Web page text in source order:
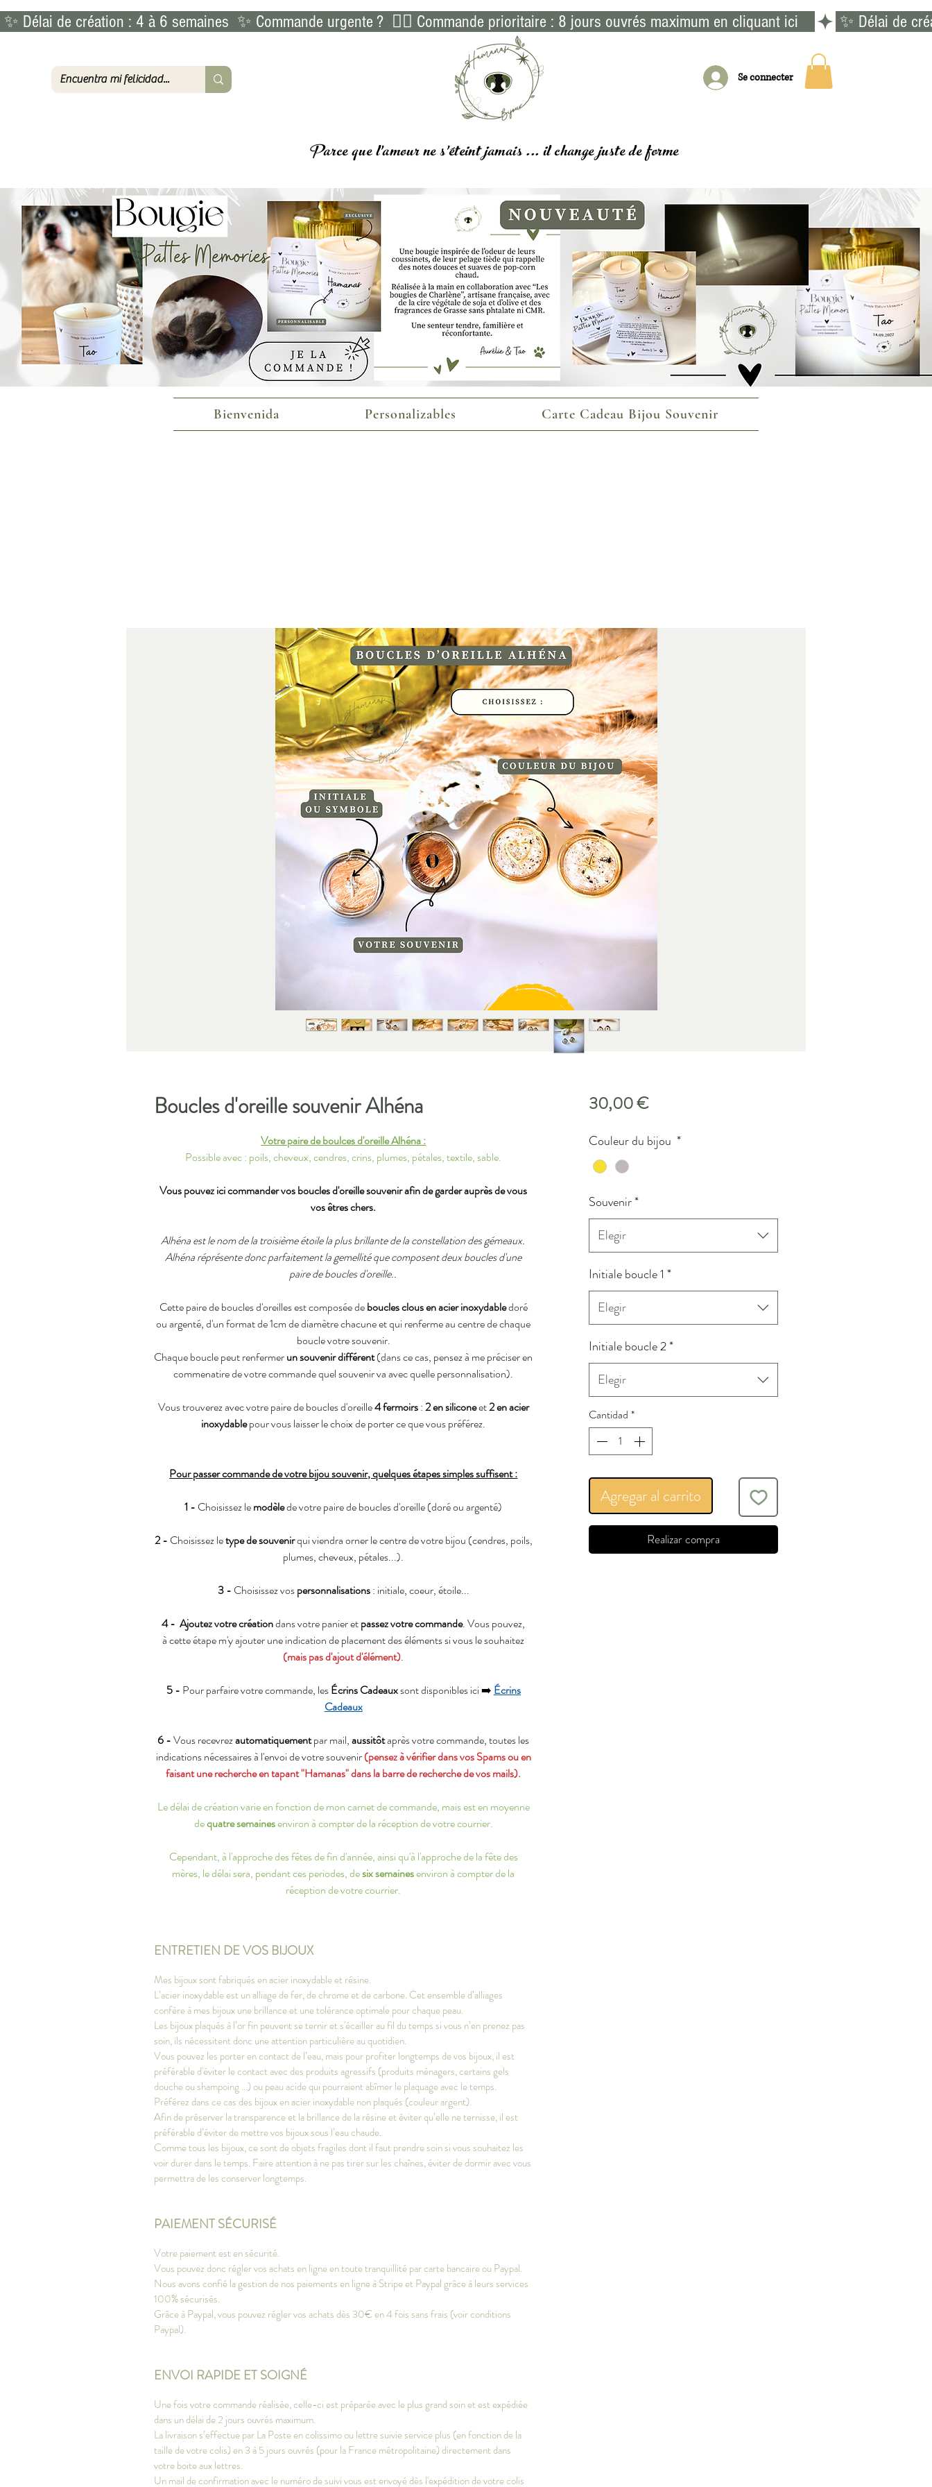
✨ Délai de création : 4 à 6 semaines  ✨ Commande urgente ?  👉🏻 Commande prioritaire : 8 jours ouvrés maximum en cliquant ici
Se connecter
Parce que l'amour ne s'éteint jamais ... ilchangejuste de forme
Bienvenida Personalizables Carte Cadeau Bijou Souvenir
Boucles d'oreille souvenir Alhéna
Votre paire de boulces d'oreille Alhéna :
Possible avec : poils, cheveux, cendres, crins, plumes, pétales, textile, sable.
Vous pouvez ici commander vos boucles d'oreille souvenir afin de garder auprès de vous
vos êtres chers.
Alhéna est le nom de la troisième étoile la plus brillante de la constellation des gémeaux.
Alhéna réprésente donc parfaitement la gemellité que composent deux boucles d'une
paire de boucles d'oreille..
Cette paire de boucles d'oreilles est composée deboucles clous en acier inoxydabledoré
ou argenté, d'un format de 1cm de diamètre chacune et qui renferme au centre de chaque
boucle votre souvenir.
Chaque boucle peut renfermerun souvenir différent(dans ce cas, pensez à me préciser en
commenatire de votre commande quel souvenir va avec quelle personnalisation).
Vous trouverez avec votre paire de boucles d'oreille4 fermoirs:2 en siliconeet2 en acier
inoxydablepour vous laisser le choix de porter ce que vous préférez.
Pour passer commande de votre bijou souvenir, quelques étapes simples suffisent :
1 - Choisissez lemodèlede votre paire de boucles d'oreille (doré ou argenté)
2 - Choisissez letype de souvenirqui viendra orner le centre de votre bijou (cendres, poils,
plumes, cheveux, pétales...).
3 - Choisissez vospersonnalisations: initiale, coeur, étoile...
4 - Ajoutez votre créationdans votre panier etpassez votre commande. Vous pouvez,
à cette étape m'y ajouter une indication de placement des éléments si vous le souhaitez
(mais pas d'ajout d'élément).
5 - Pour parfaire votre commande, lesÉcrins Cadeauxsont disponibles ici ➡️ Écrins
Cadeaux
6 -Vous recevrezautomatiquementpar mail,aussitôtaprès votre commande, toutes les
indications nécessaires à l'envoi de votre souvenir(pensez à vérifier dans vos Spams ou en
faisant une recherche en tapant "Hamanas" dans la barre de recherche de vos mails).
Le délai de création varie en fonction de mon carnet de commande, mais est en moyenne
dequatre semainesenviron à compter de la réception de votre courrier.
Cependant, à l'approche des fêtes de fin d'année, ainsi qu'à l'approche de la fête des
mères, le délai sera, pendant ces periodes, desix semainesenviron à compter de la
réception de votre courrier.
ENTRETIEN DE VOS BIJOUX
Mes bijoux sont fabriqués en acier inoxydable et résine.
L’acier inoxydable est un alliage de fer, de chrome et de carbone. Cet ensemble d’alliages
confère à mes bijoux une brillance et une tolérance optimale pour chaque peau.
Les bijoux plaqués à l’or fin peuvent se ternir et s'écailler au fil du temps si vous n’en prenez pas
soin, ils nécessitent donc une attention particulière au quotidien.
Vous pouvez les porter en contact de l’eau, mais pour profiter longtemps de vos bijoux, il est
préférable d'éviter le contact avec des produits agressifs (produits ménagers, certains gels
douche ou shampoing ...) ou peau acide qui pourraient abîmer le plaquage avec le temps.
Préférez dans ce cas des bijoux en acier inoxydable non plaqués (couleur argent).
Afin de préserver la transparence et la brillance de la résine et éviter qu’elle ne ternisse, il est
préférable d’éviter de mettre vos bijoux sous l’eau chaude.
Comme tous les bijoux, ce sont de objets fragiles dont il faut prendre soin si vous souhaitez les
voir durer dans le temps. Faire attention à ne pas tirer sur les chaînes, éviter de dormir avec vous
permettra de les conserver longtemps.
PAIEMENT SÉCURISÉ
Votre paiement est en sécurité.
Vous pouvez donc régler vos achats en ligne en toute tranquillité par carte bancaire ou Paypal.
Nous avons confié la gestion de nos paiements en ligne à Stripe et Paypal grâce à leurs services
100% sécurisés.
Grâce à Paypal, vous pouvez régler vos achats dès 30€ en 4 fois sans frais (voir conditions
Paypal).
ENVOI RAPIDE ET SOIGNÉ
Une fois votre commande réalisée, celle-ci est préparée avec le plus grand soin et est expédiée
dans un délai de 2 jours ouvrés maximum.
La livraison s’effectue par La Poste en colissimo ou lettre suivie service plus (en fonction de la
taille de votre colis) en 3 à 5 jours ouvrés (pour la France métropolitaine) directement dans
votre boite aux lettres.
Un mail de confirmation avec le numéro de suivi vous est envoyé dès l'expédition de votre colis
30,00 €Precio
Couleur du bijou *
Souvenir*
Elegir
Initiale boucle 1 *
Elegir
Initiale boucle 2*
Elegir
Cantidad *
Agregar al carrito
Realizar compra